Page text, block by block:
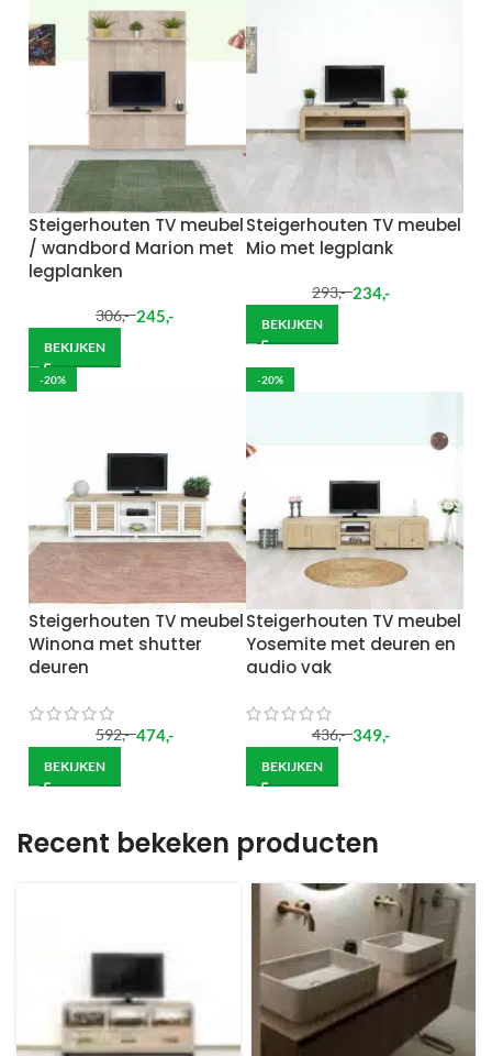
Steigerhouten TV meubel
/ wandbord Marion met
legplanken
306,- 245,-
BEKIJKEN
Steigerhouten TV meubel
Mio met legplank
293,- 234,-
BEKIJKEN
-20%
Steigerhouten TV meubel
Winona met shutter
deuren
592,- 474,-
BEKIJKEN
-20%
Steigerhouten TV meubel
Yosemite met deuren en
audio vak
436,- 349,-
BEKIJKEN
Recent bekeken producten